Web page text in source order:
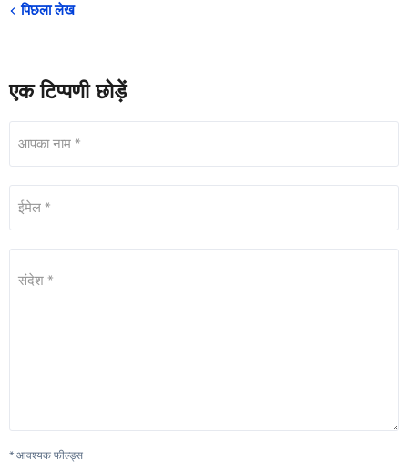
पिछला लेख
एक टिप्पणी छोड़ें
आपका नाम *
ईमेल *
संदेश *
* आवश्यक फील्ड्स